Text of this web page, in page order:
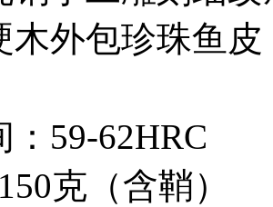
木外包珍珠鱼
59-62HRC
克（含鞘）